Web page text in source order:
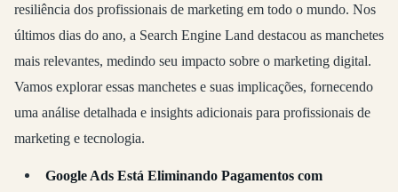
resiliência dos profissionais de marketing em todo o mundo. Nos
últimos dias do ano, a Search Engine Land destacou as manchetes
mais relevantes, medindo seu impacto sobre o marketing digital.
Vamos explorar essas manchetes e suas implicações, fornecendo
uma análise detalhada e insights adicionais para profissionais de
marketing e tecnologia.
Google Ads Está Eliminando Pagamentos com